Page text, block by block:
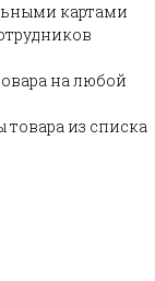
картами
на любой
из списка